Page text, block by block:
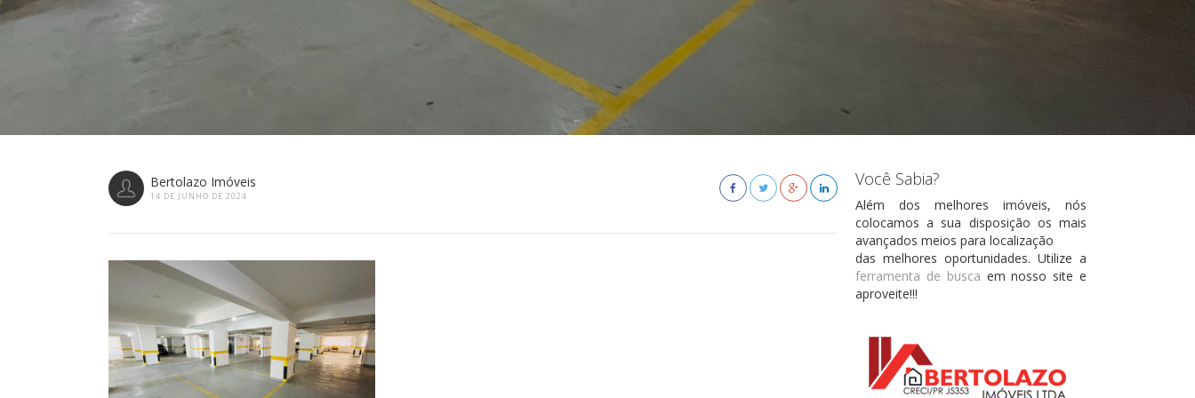
Bertolazo Imóveis
14 DE JUNHO DE 2024
Você Sabia?
Além dos melhores imóveis, nós
colocamos a sua disposição os mais
avançados meios para localização
das melhores oportunidades. Utilize a
ferramenta de busca em nosso site e
aproveite!!!